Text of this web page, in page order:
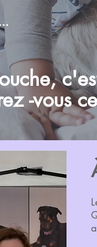
-vous